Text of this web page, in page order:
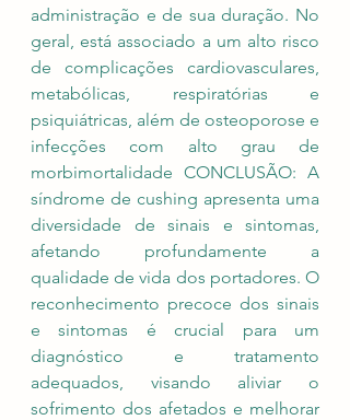
administração e de sua duração. No
geral, está associado a um alto risco
de complicações cardiovasculares,
metabólicas, respiratórias e
psiquiátricas, além de osteoporose e
infecções com alto grau de
morbimortalidade CONCLUSÃO: A
síndrome de cushing apresenta uma
diversidade de sinais e sintomas,
afetando profundamente a
qualidade de vida dos portadores. O
reconhecimento precoce dos sinais
e sintomas é crucial para um
diagnóstico e tratamento
adequados, visando aliviar o
sofrimento dos afetados e melhorar